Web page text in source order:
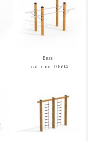
Bars I
cat. num. 10694